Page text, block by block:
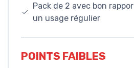
Pack de 2 avec bon
un usage régulier
POINTS FAIBLES